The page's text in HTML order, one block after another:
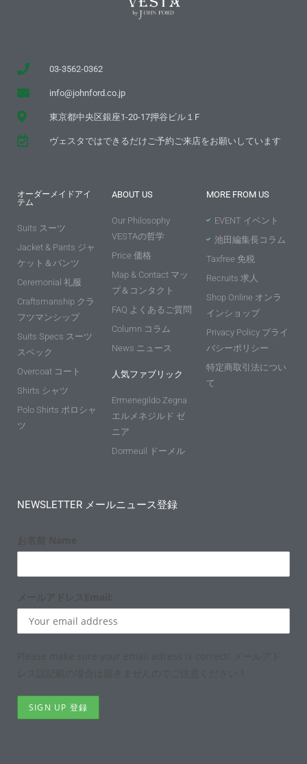
03-3562-0362
info@johnford.co.jp
東京都中央区銀座1-20-17押谷ビル１F
ヴェスタではできるだけご予約ご来店をお願いしています
オーダーメイドアイ
テム
Suits スーツ
Jacket & Pants ジャ
ケット＆パンツ
Ceremonial 礼服
Craftsmanship クラ
フツマンシップ
Suits Specs スーツ
スペック
Overcoat コート
Shirts シャツ
Polo Shirts ポロシャ
ツ
ABOUT US
Our Philosophy
VESTAの哲学
Price 価格
Map & Contact マッ
プ＆コンタクト
FAQ よくあるご質問
Column コラム
News ニュース
人気ファブリック
Ermenegildo Zegna
エルメネジルド ゼ
ニア
Dormeuil ドーメル
MORE FROM US
EVENT イベント
池田編集長コラム
Taxfree 免税
Recruits 求人
Shop Online オンラ
インショップ
Privacy Policy プライ
バシーポリシー
特定商取引法につい
て
NEWSLETTER メールニュース登録